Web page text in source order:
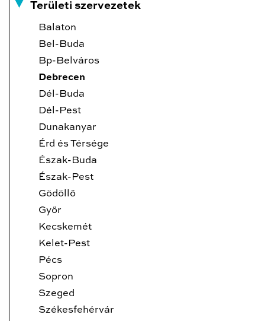
Területi szervezetek
Balaton
Bel-Buda
Bp-Belváros
Debrecen
Dél-Buda
Dél-Pest
Dunakanyar
Érd és Térsége
Észak-Buda
Észak-Pest
Gödöllő
Győr
Kecskemét
Kelet-Pest
Pécs
Sopron
Szeged
Székesfehérvár